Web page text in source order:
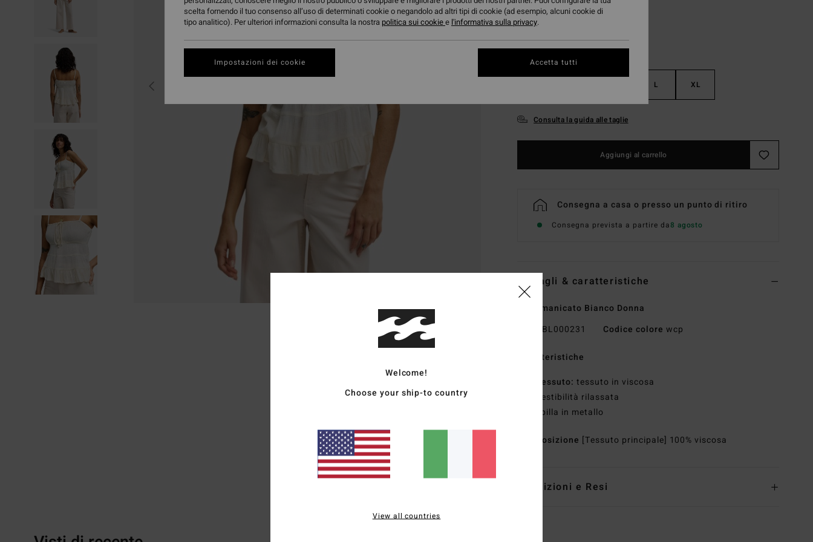
L XL
Consulta la guida alle taglie
Aggiungi al carrello
Consegna a casa o presso un punto di ritiro
Consegna prevista a partire da8 agosto
Dettagli & caratteristiche
Top smanicato Bianco Donna
BL000231 Codice colore wcp
Caratteristiche
Tessuto:tessuto in viscosa
Vestibilità rilassata
Spilla in metallo
Composizione [Tessuto principale] 100% viscosa
Spedizioni e Resi
Welcome!
Choose your ship-to country
View all countries
scelta fornendo il tuo consenso all’uso di determinati cookie o negandolo ad altri tipi di cookie (ad esempio, alcuni cookie di
tipo analitico). Per ulteriori informazioni consulta la nostra politica sui cookiee l'informativa sulla privacy.
Impostazioni dei cookie Accetta tutti